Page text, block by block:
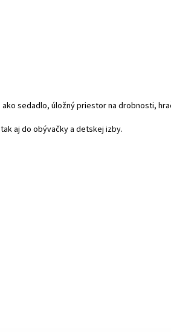
sedadlo, úložný priestor na drobnosti,
aj do obývačky a detskej izby.